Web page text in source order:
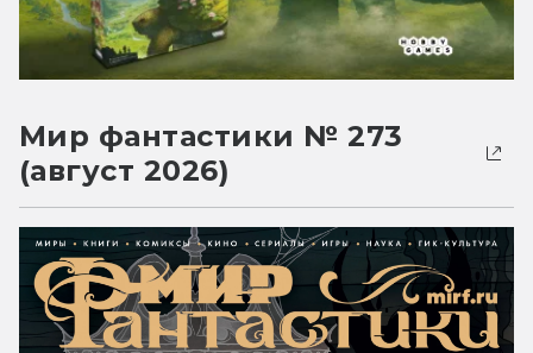
Мир фантастики № 273
(август 2026)